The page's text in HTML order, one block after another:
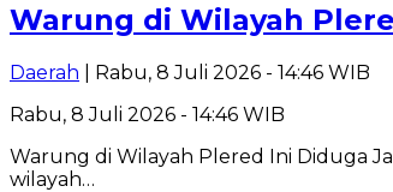
Warung di Wilayah
Daerah | Rabu, 8 Juli 2026 - 14:46 WIB
Rabu, 8 Juli 2026 - 14:46 WIB
Warung di Wilayah Plered Ini Diduga
wilayah…